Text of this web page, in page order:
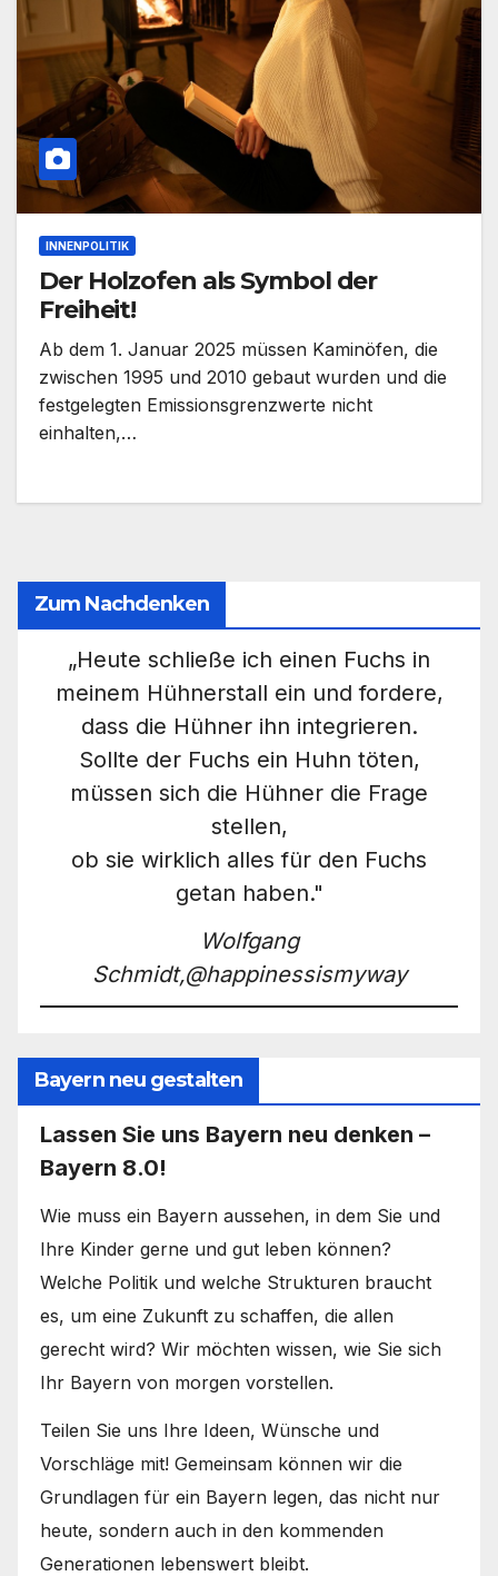
INNENPOLITIK
Der Holzofen als Symbol der
Freiheit!
Ab dem 1. Januar 2025 müssen Kaminöfen, die
zwischen 1995 und 2010 gebaut wurden und die
festgelegten Emissionsgrenzwerte nicht
einhalten,…
Zum Nachdenken
„Heute schließe ich einen Fuchs in
meinem Hühnerstall ein und fordere,
dass die Hühner ihn integrieren.
Sollte der Fuchs ein Huhn töten,
müssen sich die Hühner die Frage
stellen,
ob sie wirklich alles für den Fuchs
getan haben."
Wolfgang
Schmidt,@happinessismyway
Bayern neu gestalten
Lassen Sie uns Bayern neu denken –
Bayern 8.0!
Wie muss ein Bayern aussehen, in dem Sie und
Ihre Kinder gerne und gut leben können?
Welche Politik und welche Strukturen braucht
es, um eine Zukunft zu schaffen, die allen
gerecht wird? Wir möchten wissen, wie Sie sich
Ihr Bayern von morgen vorstellen.
Teilen Sie uns Ihre Ideen, Wünsche und
Vorschläge mit! Gemeinsam können wir die
Grundlagen für ein Bayern legen, das nicht nur
heute, sondern auch in den kommenden
Generationen lebenswert bleibt.